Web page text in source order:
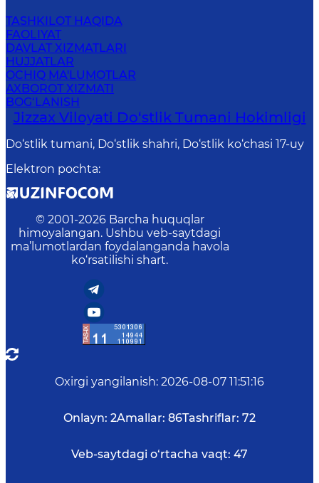
TASHKILOT HAQIDA
FAOLIYAT
DAVLAT XIZMATLARI
HUJJATLAR
OCHIQ MA'LUMOTLAR
AXBOROT XIZMATI
BOG‘LANISH
Jizzax Viloyati Do‘stlik Tumani Hokimligi
Do‘stlik tumani, Do‘stlik shahri, Do‘stlik ko‘chasi 17-uy
Elektron pochta:
© 2001-2026 Barcha huquqlar
himoyalangan. Ushbu veb-saytdagi
ma’lumotlardan foydalanganda havola
ko‘rsatilishi shart.
Oxirgi yangilanish: 2026-08-07 11:51:16
Onlayn: 2Amallar: 86Tashriflar: 72
Veb-saytdagi o‘rtacha vaqt: 47